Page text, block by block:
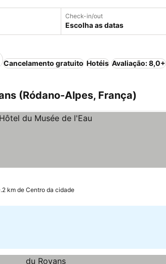
Check-in/out
Escolha as datas
Cancelamento gratuito Hotéis Avaliação: 8,0+
(Ródano-Alpes, França)
km de Centro da cidade